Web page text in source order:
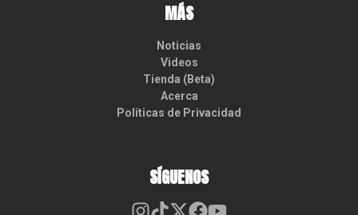
MÁS
Noticias
Videos
Tienda (Beta)
Acerca
Políticas de Privacidad
SÍGUENOS